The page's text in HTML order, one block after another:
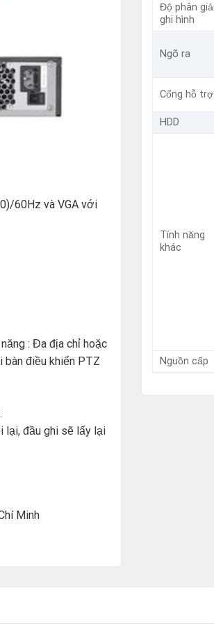
60Hz và VGA với
: Đa địa chỉ hoặc
bàn điều khiển PTZ
lại, đầu ghi sẽ lấy lại
Minh
Độ phân giải
ghi hình
Ngõ ra
Cổng hỗ trợ
HDD
Tính năng
khác
Nguồn cấp